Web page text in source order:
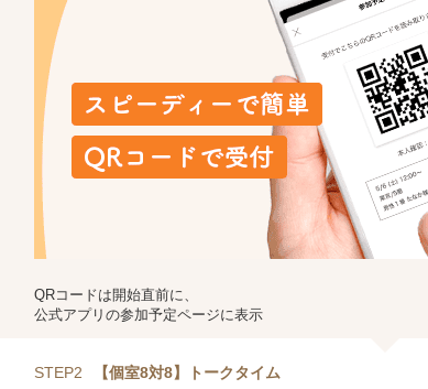
QRコードは開始直前に、
公式アプリの参加予定ページに表示
STEP2 【個室8対8】トークタイム